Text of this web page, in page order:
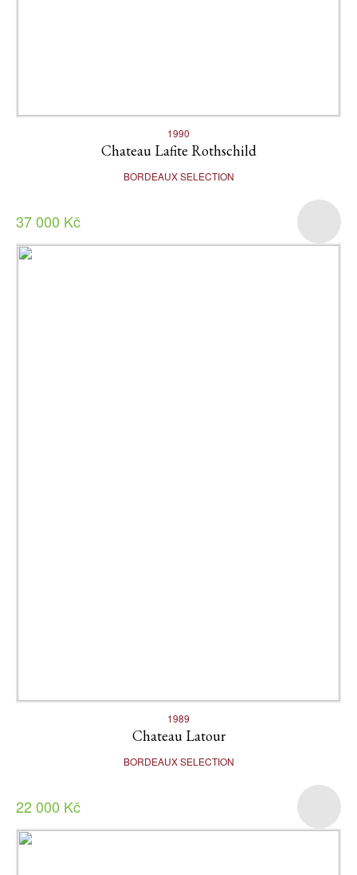
1990
Chateau Lafite Rothschild
BORDEAUX SELECTION
37 000 Kč
1989
Chateau Latour
BORDEAUX SELECTION
22 000 Kč